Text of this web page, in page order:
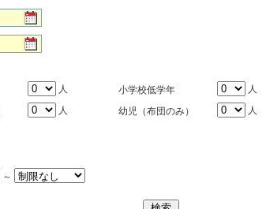
人 小学校低学年 人
人 幼児（布団のみ） 人
～